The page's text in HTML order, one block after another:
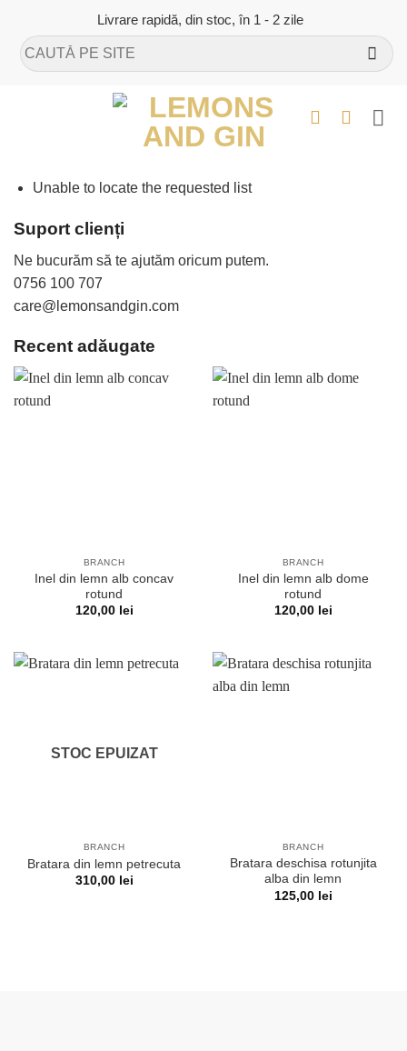
content
Livrare rapidă, din stoc, în 1 - 2 zile
Caută
după:
Unable to locate the requested list
Suport clienți
Ne bucurăm să te ajutăm oricum putem.
0756 100 707
care@lemonsandgin.com
Recent adăugate
BRANCH
Inel din lemn alb concav
rotund
120,00 lei
BRANCH
Inel din lemn alb dome
rotund
120,00 lei
STOC EPUIZAT
BRANCH
Bratara din lemn petrecuta
310,00 lei
BRANCH
Bratara deschisa rotunjita
alba din lemn
125,00 lei